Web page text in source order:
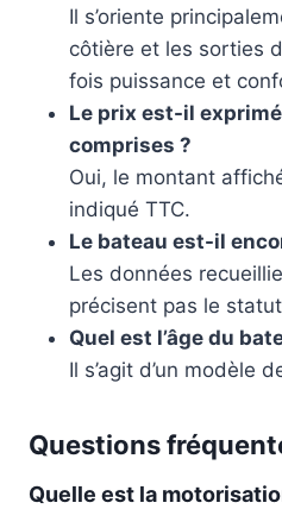
Il s’oriente
côtière et les sorties
fois puissance et
Le prix est-il
comprises ?
Oui, le montant
indiqué TTC.
Le bateau est-il
Les données
précisent pas le
Quel est l’âge du
Il s’agit d’un modèle
Questions
Quelle est la